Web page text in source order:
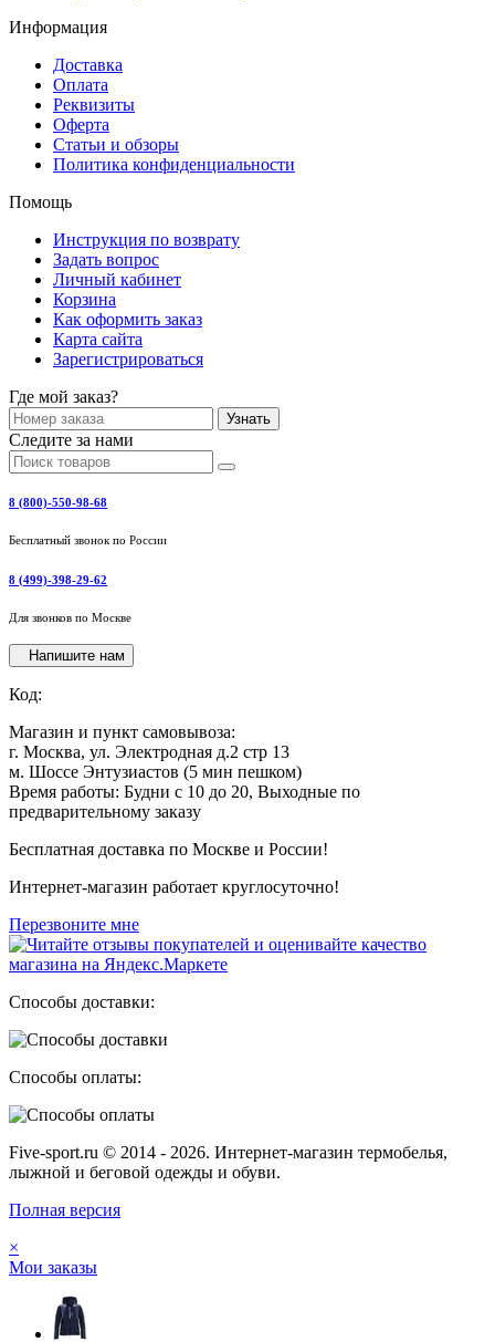
Информация
Доставка
Оплата
Реквизиты
Оферта
Статьи и обзоры
Политика конфиденциальности
Помощь
Инструкция по возврату
Задать вопрос
Личный кабинет
Корзина
Как оформить заказ
Карта сайта
Зарегистрироваться
Где мой заказ?
Узнать
Следите за нами
8 (800)-550-98-68
Бесплатный звонок по России
8 (499)-398-29-62
Для звонков по Москве
Напишите нам
Код:
Магазин и пункт самовывоза:
г. Москва, ул. Электродная д.2 стр 13
м. Шоссе Энтузиастов (5 мин пешком)
Время работы: Будни с 10 до 20, Выходные по
предварительному заказу
Бесплатная доставка по Москве и России!
Интернет-магазин работает круглосуточно!
Перезвоните мне
Способы доставки:
Способы оплаты:
Five-sport.ru © 2014 - 2026. Интернет-магазин термобелья,
лыжной и беговой одежды и обуви.
Полная версия
×
Мои заказы